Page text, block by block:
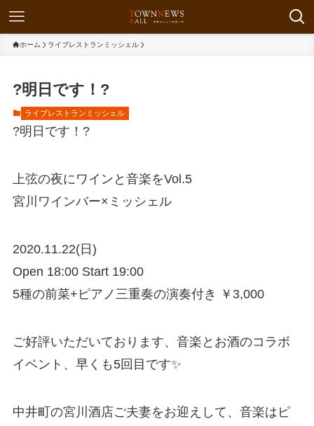
ホーム ライブレストランミッシェル
?明日です！?
ライブレストランミッシェル
?明日です！?
上弦の夜にワインと音楽をVol.5
宮川ワインバー×ミッシェル
2020.11.22(日)
Open 18:00 Start 19:00
5種の前菜+ピアノ三重奏の演奏付き ￥3,000
ご好評いただいております、音楽とお酒のコラボ
イベント、早くも5回目です✨
中井町の宮川酒店ご夫妻をお迎えして、音楽はピ